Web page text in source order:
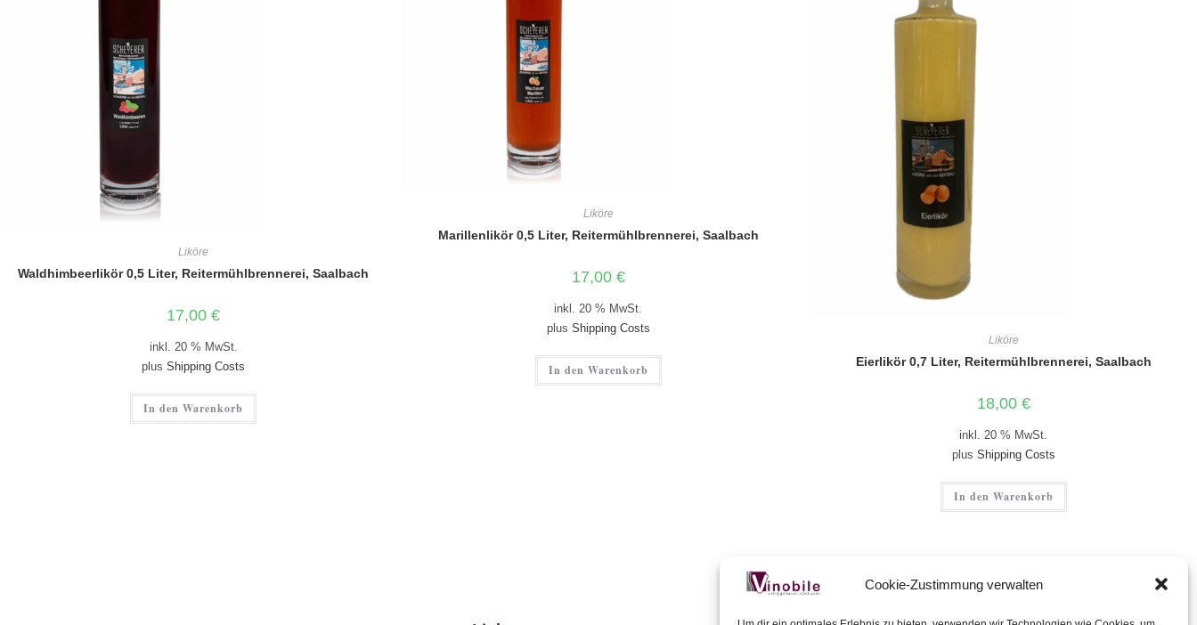
Cookie-Zustimmung verwalten
Liköre
Waldhimbeerlikör 0,5 Liter, Reitermühlbrennerei, Saalbach
17,00€
inkl. 20 % MwSt.
plusShipping Costs
In den Warenkorb
Liköre
Marillenlikör 0,5 Liter, Reitermühlbrennerei, Saalbach
17,00 €
inkl. 20 % MwSt.
plus Shipping Costs
In den Warenkorb
Liköre
Eierlikör 0,7 Liter, Reitermühlbrennerei, Saalbach
18,00 €
inkl. 20 % MwSt.
plus Shipping Costs
In den Warenkorb